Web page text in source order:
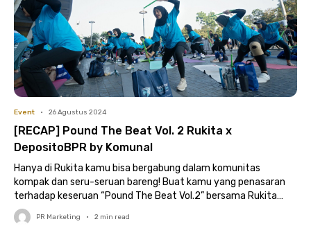
Event • 26 Agustus 2024
[RECAP] Pound The Beat Vol. 2 Rukita x
DepositoBPR by Komunal
Hanya di Rukita kamu bisa bergabung dalam komunitas
kompak dan seru-seruan bareng! Buat kamu yang penasaran
terhadap keseruan “Pound The Beat Vol.2” bersama Rukita
dan..
PR Marketing • 2 min read